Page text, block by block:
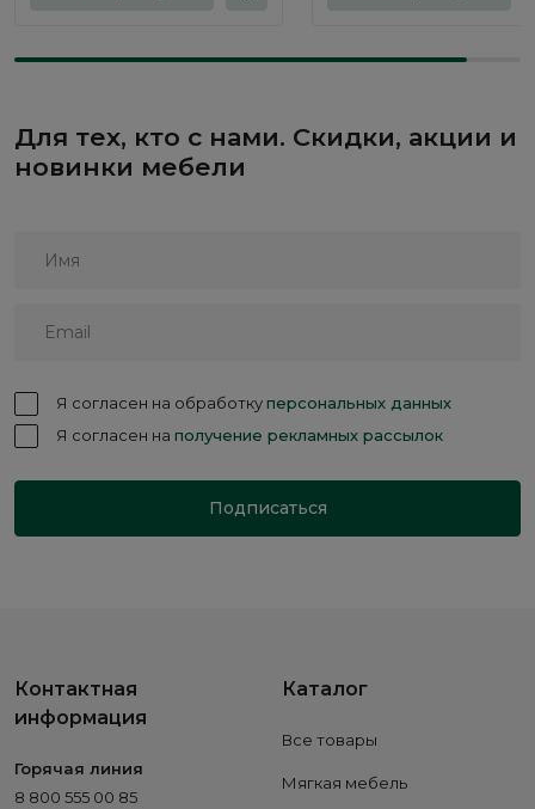
Для тех, кто с нами. Скидки, акции и
новинки мебели
Я согласен на обработкуперсональных данных
Я согласен на получение рекламных рассылок
Подписаться
Контактная
информация
Горячая линия
8 800 555 00 85
Каталог
Все товары
Мягкая мебель